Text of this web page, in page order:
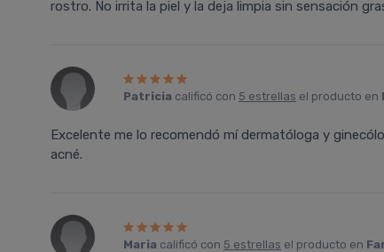
rostro. No irrita la piel y la deja limpia sin sensación
Patricia calificó con 5 estrellas el producto en
Excelente me lo recomendó mí dermatóloga y
acné.
Maria calificó con 5 estrellas el producto en